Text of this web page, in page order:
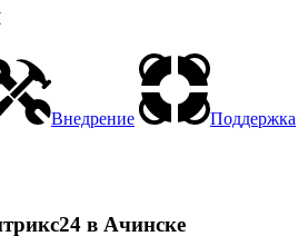
Внедрение Поддержка
в Ачинске